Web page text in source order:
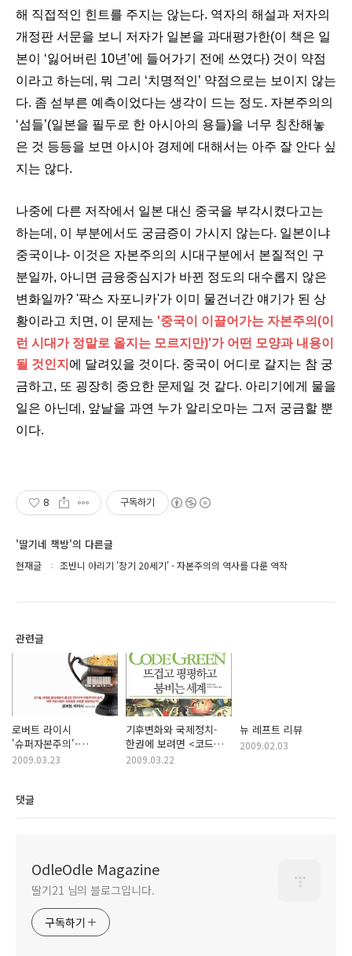
해 직접적인 힌트를 주지는 않는다. 역자의 해설과 저자의
개정판 서문을 보니 저자가 일본을 과대평가한(이 책은 일
본이 ‘잃어버린 10년’에 들어가기 전에 쓰였다) 것이 약점
이라고 하는데, 뭐 그리 ‘치명적인’ 약점으로는 보이지 않는
다. 좀 섣부른 예측이었다는 생각이 드는 정도. 자본주의의
‘섬들’(일본을 필두로 한 아시아의 용들)을 너무 칭찬해놓
은 것 등등을 보면 아시아 경제에 대해서는 아주 잘 안다 싶
지는 않다.
나중에 다른 저작에서 일본 대신 중국을 부각시켰다고는
하는데, 이 부분에서도 궁금증이 가시지 않는다. 일본이냐
중국이냐- 이것은 자본주의의 시대구분에서 본질적인 구
분일까, 아니면 금융중심지가 바뀐 정도의 대수롭지 않은
변화일까? '팍스 자포니카'가 이미 물건너간 얘기가 된 상
황이라고 치면, 이 문제는 '중국이 이끌어가는 자본주의(이
런 시대가 정말로 올지는 모르지만)'가 어떤 모양과 내용이
될 것인지 에 달려있을 것이다. 중국이 어디로 갈지는 참 궁
금하고, 또 굉장히 중요한 문제일 것 같다. 아리기에게 물을
일은 아닌데, 앞날을 과연 누가 알리오마는 그저 궁금할 뿐
이다.
8 구독하기
'딸기네 책방'의 다른글
현재글 조반니 아리기 '장기 20세기' - 자본주의의 역사를 다룬 역작
관련글
로버트 라이시
'슈퍼자본주의'-
'민주적인 자본주의'는
2009.03.23
기후변화와 국제정치-
한권에 보려면 <코드
그린>
2009.03.22
뉴 레프트 리뷰
2009.02.03
댓글
OdleOdle Magazine
딸기21 님의 블로그입니다.
구독하기